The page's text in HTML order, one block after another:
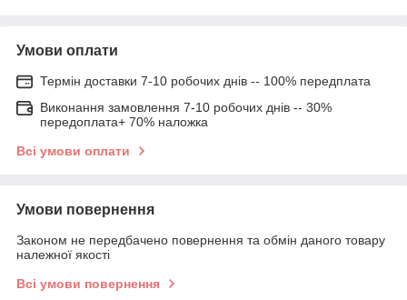
Умови оплати
Термін доставки 7-10 робочих днів -- 100% передплата
Виконання замовлення 7-10 робочих днів -- 30%
передоплата+ 70% наложка
Всі умови оплати
Умови повернення
Законом не передбачено повернення та обмін даного товару
належної якості
Всі умови повернення